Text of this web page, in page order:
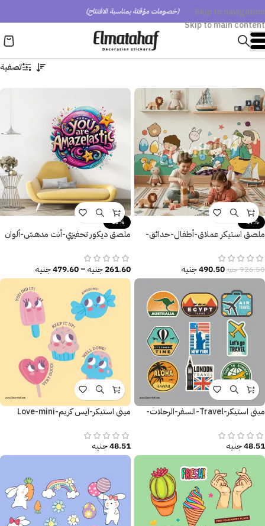
Skip to navigation
Skip to main content
(خصومات مؤقتة بمناسبة الافتتاح)
تصفية
-47%
ملصق استيكر عملاق-أطفال-حدائق-
926.50جنيه490.50جنيه
-25%
ملصق ديكور تحفيزي-أنت مدهش-ألوان
261.60جنيه–
479.60جنيه
ميني استيكر-Travel-السفر-الرحلات-
48.51جنيه
ميني استيكر-آيس كريم-Love-mini
48.51جنيه